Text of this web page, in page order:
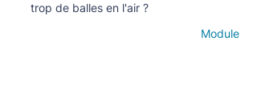
trop de balles en l'air ?
Module